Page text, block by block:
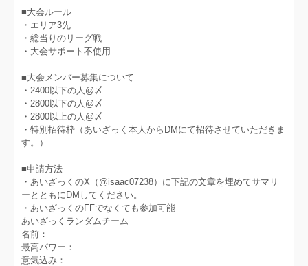
■大会ルール
・エリア3先
・総当りのリーグ戦
・大会サポート不使用
■大会メンバー募集について
・2400以下の人@〆
・2800以下の人@〆
・2800以上の人@〆
・特別招待枠（あいざっく本人からDMにて招待させていただきま
す。）
■申請方法
・あいざっくのX（@isaac07238）に下記の文章を埋めてサマリ
ーとともにDMしてください。
・あいざっくのFFでなくても参加可能
あいざっくランダムチーム
名前：
最高パワー：
意気込み：